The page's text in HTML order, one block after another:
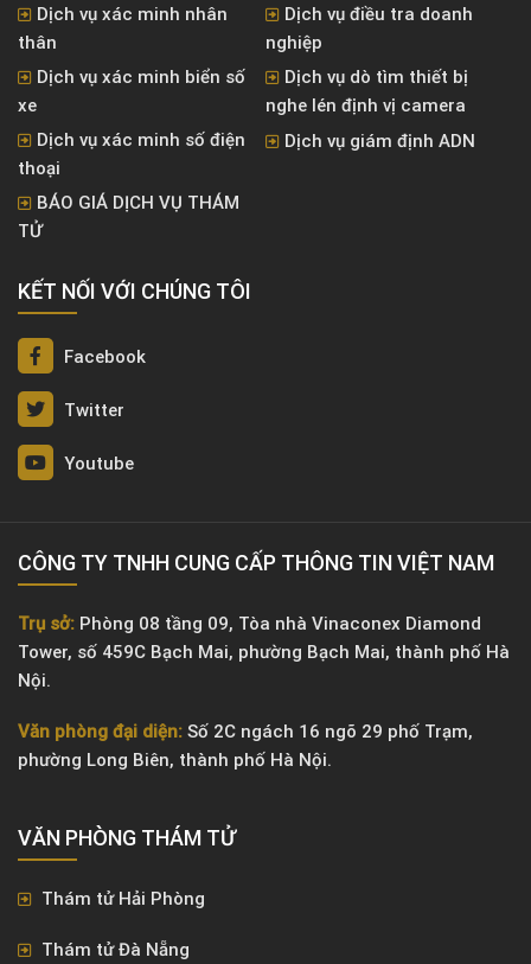
Dịch vụ xác minh nhân
thân
Dịch vụ điều tra doanh
nghiệp
Dịch vụ xác minh biển số
xe
Dịch vụ dò tìm thiết bị
nghe lén định vị camera
Dịch vụ xác minh số điện
thoại
Dịch vụ giám định ADN
BÁO GIÁ DỊCH VỤ THÁM
TỬ
KẾT NỐI VỚI CHÚNG TÔI
Facebook
Twitter
Youtube
CÔNG TY TNHH CUNG CẤP THÔNG TIN VIỆT NAM
Trụ sở: Phòng 08 tầng 09, Tòa nhà Vinaconex Diamond
Tower, số 459C Bạch Mai, phường Bạch Mai, thành phố Hà
Nội.
Văn phòng đại diện: Số 2C ngách 16 ngõ 29 phố Trạm,
phường Long Biên, thành phố Hà Nội.
VĂN PHÒNG ​THÁM TỬ
Thám tử Hải Phòng
Thám tử Đà Nẵng